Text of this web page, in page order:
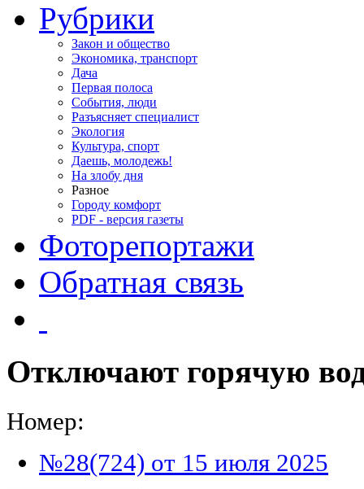
Рубрики
Закон и общество
Экономика, транспорт
Дача
Первая полоса
События, люди
Разъясняет специалист
Экология
Культура, спорт
Даешь, молодежь!
На злобу дня
Разное
Городу комфорт
PDF - версия газеты
Фоторепортажи
Обратная связь
Отключают горячую
Номер:
№28(724) от 15 июля 2025